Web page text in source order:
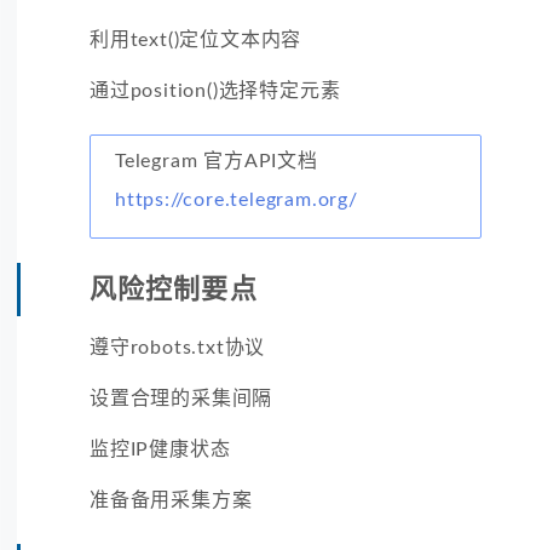
利用text()定位文本内容
通过position()选择特定元素
Telegram 官方API文档
https://core.telegram.org/
风险控制要点
遵守robots.txt协议
设置合理的采集间隔
监控IP健康状态
准备备用采集方案